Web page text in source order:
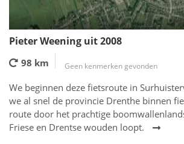
Pieter Weening uit 2008
98 km Geen kenmerken gevonden
We beginnen deze fietsroute in
we al snel de provincie Drenthe binnen
route door het prachtige
Friese en Drentse wouden loopt.